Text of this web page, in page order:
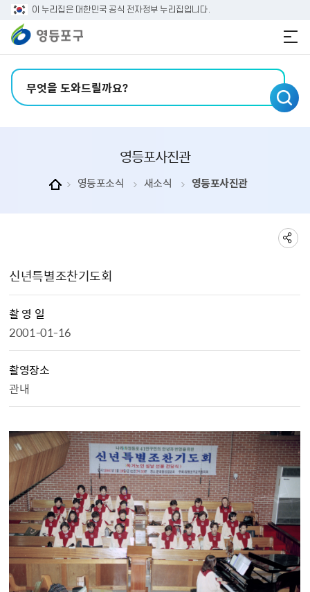
본문 바로가기
주메뉴 바로가기
이 누리집은 대한민국 공식 전자정부 누리집입니다.
영등포사진관
영등포소식 새소식 영등포사진관
신년특별조찬기도회
촬 영 일
2001-01-16
촬영장소
관내